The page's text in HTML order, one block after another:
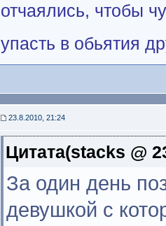
отчаялись, чтобы
упасть в обьятия
23.8.2010, 21:24
Цитата(stacks @
За один день
девушкой с